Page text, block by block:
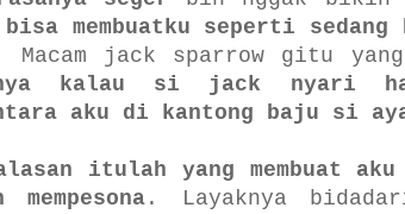
membuatku seperti
Macam jack sparrow gitu
kalau si jack nyari
aku di kantong baju si
itulah yang membuat
mempesona . Layaknya